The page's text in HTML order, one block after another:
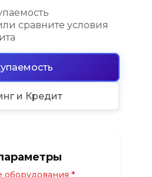
сравните условия
и Кредит